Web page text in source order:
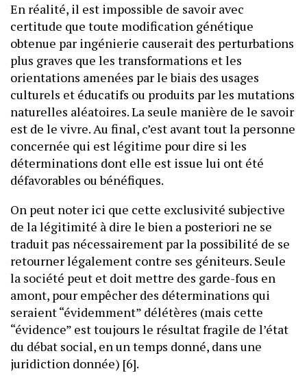
En réalité, il est impossible de savoir avec
certitude que toute modification génétique
obtenue par ingénierie causerait des perturbations
plus graves que les transformations et les
orientations amenées par le biais des usages
culturels et éducatifs ou produits par les mutations
naturelles aléatoires. La seule manière de le savoir
est de le vivre. Au final, c’est avant tout la personne
concernée qui est légitime pour dire si les
déterminations dont elle est issue lui ont été
défavorables ou bénéfiques.
On peut noter ici que cette exclusivité subjective
de la légitimité à dire le bien a posteriori ne se
traduit pas nécessairement par la possibilité de se
retourner légalement contre ses géniteurs. Seule
la société peut et doit mettre des garde-fous en
amont, pour empêcher des déterminations qui
seraient “évidemment” délétères (mais cette
“évidence” est toujours le résultat fragile de l’état
du débat social, en un temps donné, dans une
juridiction donnée) [6].